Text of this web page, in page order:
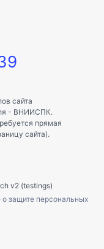
сайта
- ВНИИСПК.
прямая
сайта).
v2 (testings)
защите персональных